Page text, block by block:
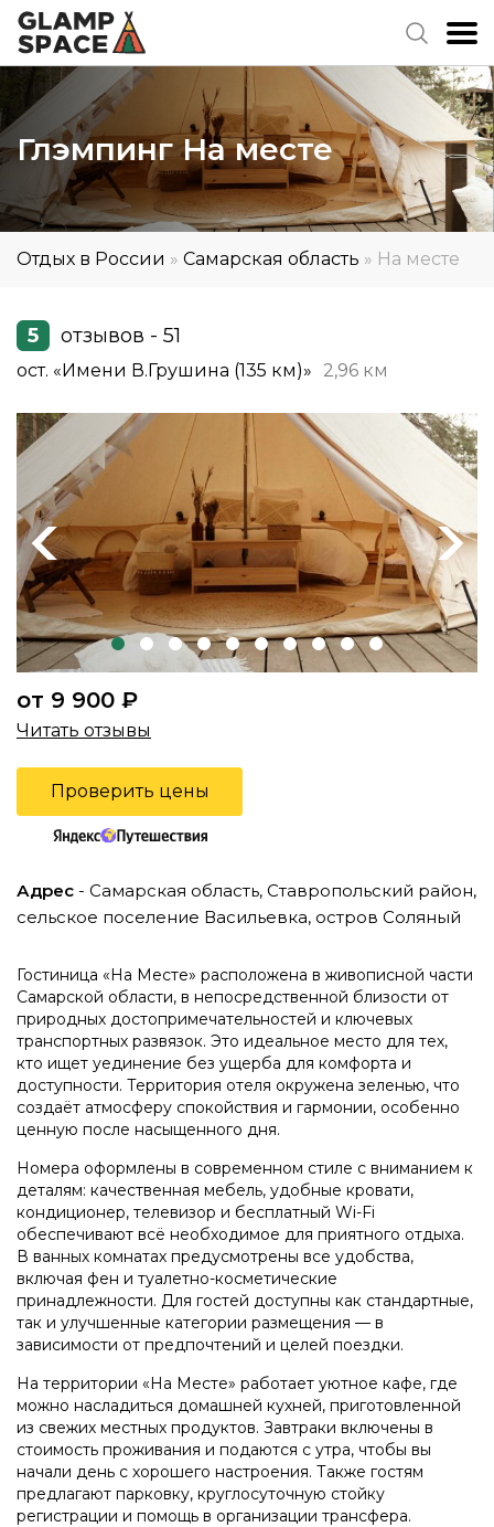
Глэмпинг На месте
Отдых в России » Самарская область » На месте
5 отзывов - 51
ост. «Имени В.Грушина (135 км)» 2,96 км
Previous Next
от 9 900 ₽
Читать отзывы
Проверить цены
Адрес - Самарская область, Ставропольский район,
сельское поселение Васильевка, остров Соляный
Гостиница «На Месте» расположена в живописной части
Самарской области, в непосредственной близости от
природных достопримечательностей и ключевых
транспортных развязок. Это идеальное место для тех,
кто ищет уединение без ущерба для комфорта и
доступности. Территория отеля окружена зеленью, что
создаёт атмосферу спокойствия и гармонии, особенно
ценную после насыщенного дня.
Номера оформлены в современном стиле с вниманием к
деталям: качественная мебель, удобные кровати,
кондиционер, телевизор и бесплатный Wi-Fi
обеспечивают всё необходимое для приятного отдыха.
В ванных комнатах предусмотрены все удобства,
включая фен и туалетно-косметические
принадлежности. Для гостей доступны как стандартные,
так и улучшенные категории размещения — в
зависимости от предпочтений и целей поездки.
На территории «На Месте» работает уютное кафе, где
можно насладиться домашней кухней, приготовленной
из свежих местных продуктов. Завтраки включены в
стоимость проживания и подаются с утра, чтобы вы
начали день с хорошего настроения. Также гостям
предлагают парковку, круглосуточную стойку
регистрации и помощь в организации трансфера.